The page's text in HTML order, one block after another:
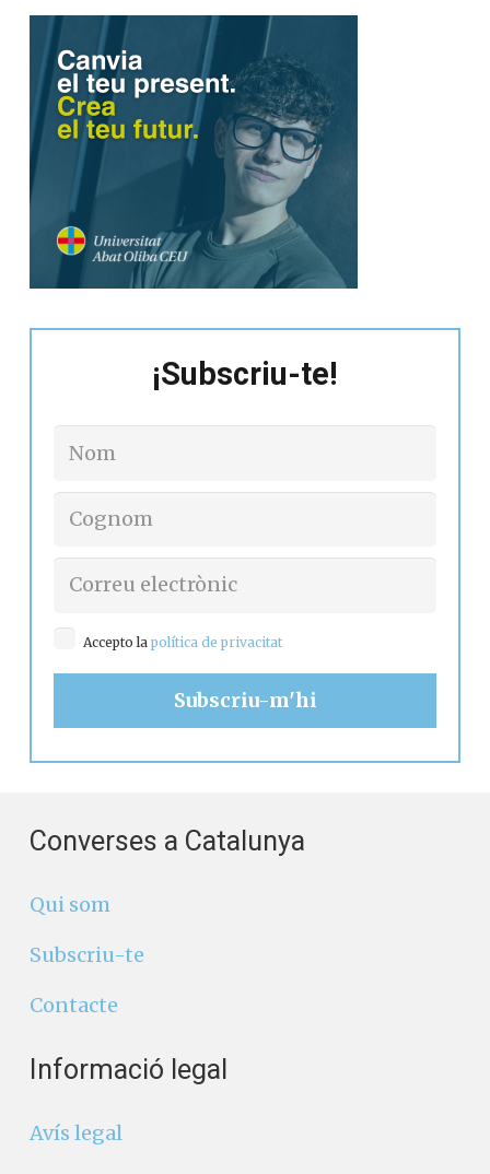
¡Subscriu-te!
Accepto la política de privacitat
Converses a Catalunya
Qui som
Subscriu-te
Contacte
Informació legal
Avís legal